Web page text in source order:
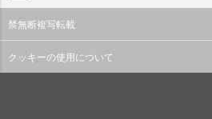
禁無断複写転載
クッキーの使用について